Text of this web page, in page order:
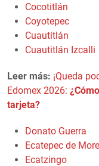
Cocotitlán
Coyotepec
Cuautitlán
Cuautitlán Izcalli
Leer más: ¡Queda
Edomex 2026:
tarjeta?
Donato Guerra
Ecatepec de
Ecatzingo